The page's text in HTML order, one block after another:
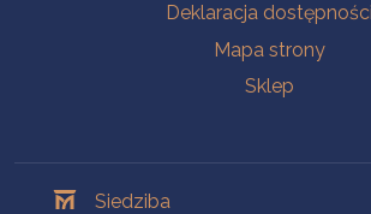
Deklaracja dostępności
Mapa strony
Sklep
Siedziba